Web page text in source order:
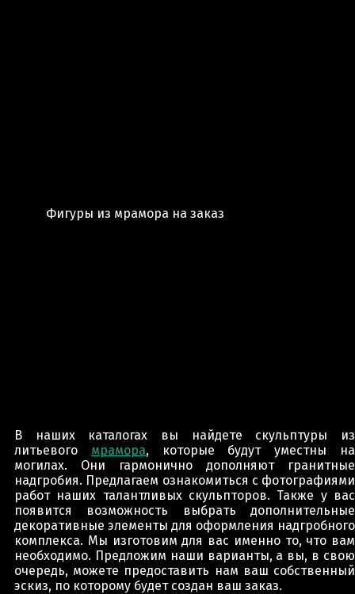
Фигуры из мрамора на заказ
В наших каталогах вы найдете скульптуры из
литьевого мрамора, которые будут уместны на
могилах. Они гармонично дополняют гранитные
надгробия. Предлагаем ознакомиться с фотографиями
работ наших талантливых скульпторов. Также у вас
появится возможность выбрать дополнительные
декоративные элементы для оформления надгробного
комплекса. Мы изготовим для вас именно то, что вам
необходимо. Предложим наши варианты, а вы, в свою
очередь, можете предоставить нам ваш собственный
эскиз, по которому будет создан ваш заказ.